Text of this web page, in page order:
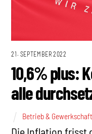
21. SEPTEMBER 2022
10,6% plus:
alle
Betrieb & Gewerkschaft